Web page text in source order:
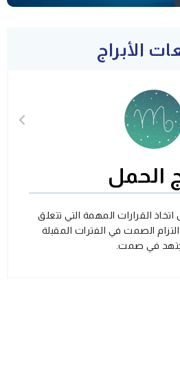
الأبراج
الحمل
القرارات المهمة التي تتعلق
الصمت في الفترات المقبلة
في صمت.